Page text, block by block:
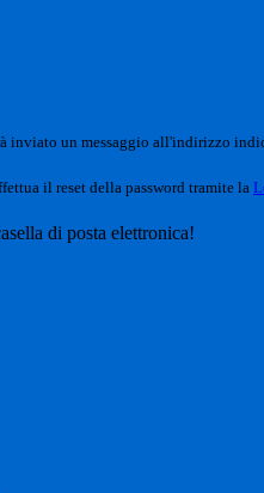
inviato un messaggio all'indirizzo
il reset della password tramite la
di posta elettronica!